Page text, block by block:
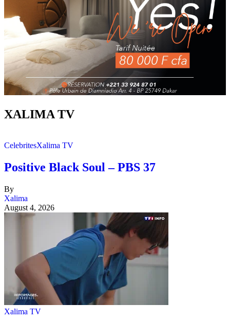
XALIMA TV
CelebritesXalima TV
Positive Black Soul – PBS 37
By
Xalima
August 4, 2026
Xalima TV